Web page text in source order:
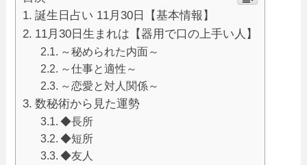
誕生日占い 11月30日【基本情報】
11月30日生まれは【器用で口の上手い人】
～秘められた内面～
～仕事と適性～
～恋愛と対人関係～
数秘術から見た運勢
◆長所
◆短所
◆友人